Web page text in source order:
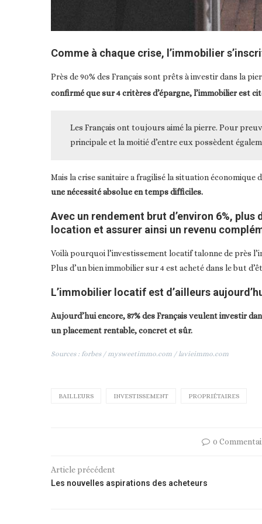
Comme à chaque crise, l’immobilier
Près de 90% des Français sont prêts à investir dans la
confirmé que sur 4 critères d’épargne, l’immobilier est
Les Français ont toujours aimé la pierre. Pour
principale et la moitié d’entre eux possèdent
Mais la crise sanitaire a fragilisé la situation économique
une nécessité absolue en temps difficiles.
Avec un rendement brut d’environ 6%,
location et assurer ainsi un revenu
Voilà pourquoi l’investissement locatif talonne de près
Plus d’un bien immobilier sur 4 est acheté dans le but
L’immobilier locatif est d’ailleurs
Aujourd’hui encore, 87% des Français veulent investir
un placement rentable, concret et sûr.
Sources : forbes / mysweetimmo.com / lavieimmo.com
BAILLEURS INVESTISSEMENT PROPRIÉTAIRES
0
Article précédent
Les nouvelles aspirations des acheteurs